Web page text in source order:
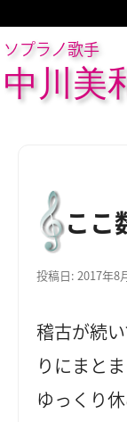
ソプラノ歌手
中川美
ここ
投稿日:2017年8
稽古が続
りにまと
ゆっくり